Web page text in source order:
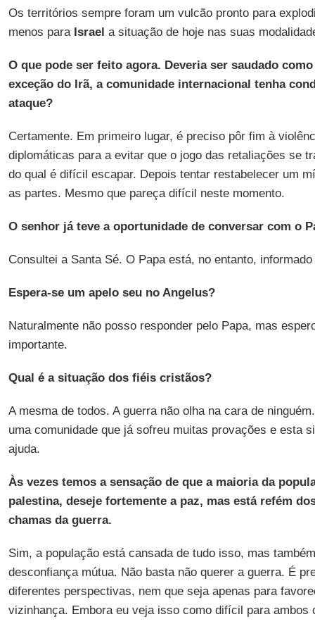
Os territórios sempre foram um vulcão pronto para
menos para Israel a situação de hoje nas suas
O que pode ser feito agora. Deveria ser saudado
exceção do Irã, a comunidade internacional tenha
ataque?
Certamente. Em primeiro lugar, é preciso pôr fim à
diplomáticas para a evitar que o jogo das retaliações se
do qual é difícil escapar. Depois tentar restabelecer um
as partes. Mesmo que pareça difícil neste momento.
O senhor já teve a oportunidade de conversar com o
Consultei a Santa Sé. O Papa está, no entanto,
Espera-se um apelo seu no Angelus?
Naturalmente não posso responder pelo Papa, mas
importante.
Qual é a situação dos fiéis cristãos?
A mesma de todos. A guerra não olha na cara de
uma comunidade que já sofreu muitas provações e esta
ajuda.
Às vezes temos a sensação de que a maioria da
palestina, deseje fortemente a paz, mas está refém
chamas da guerra.
Sim, a população está cansada de tudo isso, mas
desconfiança mútua. Não basta não querer a guerra. É
diferentes perspectivas, nem que seja apenas para
vizinhança. Embora eu veja isso como difícil para ambos